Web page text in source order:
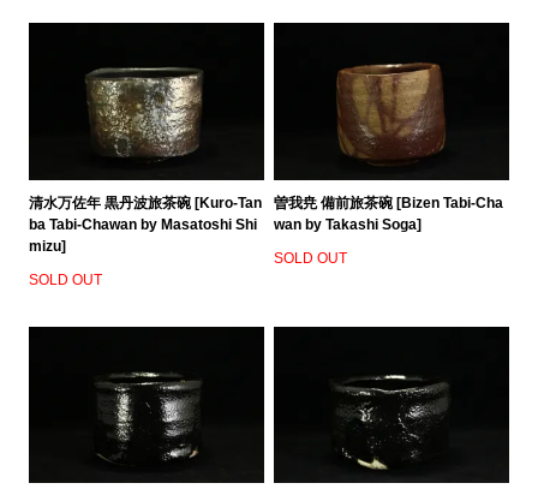
清水万佐年 黒丹波旅茶碗 [Kuro-Tan
ba Tabi-Chawan by Masatoshi Shi
mizu]
SOLD OUT
曽我尭 備前旅茶碗 [Bizen Tabi-Cha
wan by Takashi Soga]
SOLD OUT